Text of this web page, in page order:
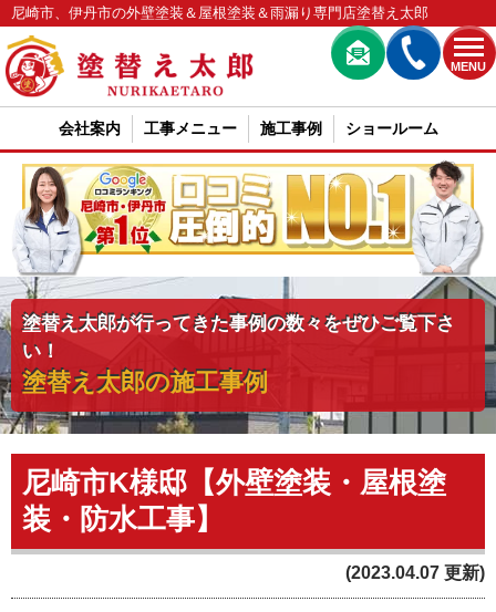
MENU
尼崎市、伊丹市の外壁塗装＆屋根塗装＆雨漏り専門店塗替え太郎
会社案内 工事メニュー 施工事例 ショールーム
塗替え太郎が行ってきた事例の数々をぜひご覧下さ
い！
塗替え太郎の施工事例
尼崎市K様邸【外壁塗装・屋根塗
装・防水工事】
(2023.04.07 更新)